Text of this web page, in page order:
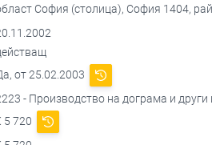
София (столица), София 1404,
от 25.02.2003
- Производство на дограма и
5 720